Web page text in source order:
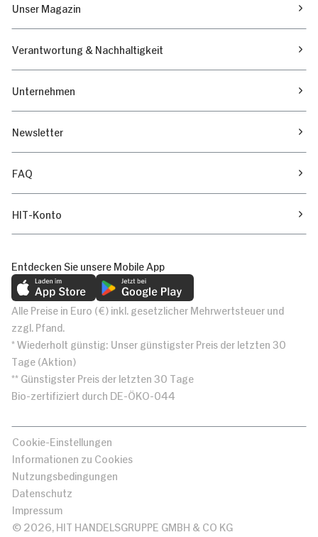
Unser Magazin
Verantwortung & Nachhaltigkeit
Unternehmen
Newsletter
FAQ
HIT-Konto
Entdecken Sie unsere Mobile App
Alle Preise in Euro (€) inkl. gesetzlicher Mehrwertsteuer und
zzgl. Pfand.
* Wiederholt günstig: Unser günstigster Preis der letzten 30
Tage (Aktion)
** Günstigster Preis der letzten 30 Tage
Bio-zertifiziert durch DE-ÖKO-044
Cookie-Einstellungen
Informationen zu Cookies
Nutzungsbedingungen
Datenschutz
Impressum
© 2026, HIT HANDELSGRUPPE GMBH & CO KG